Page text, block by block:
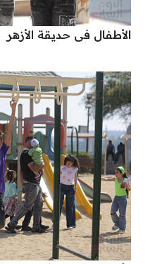
الأطفال فى حديقة الأزهر